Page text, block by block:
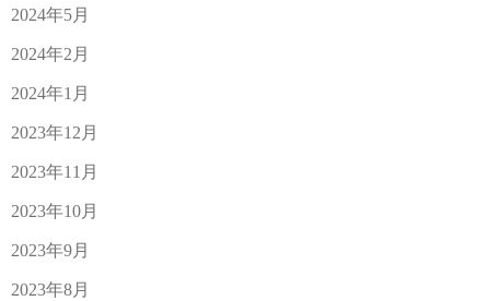
2024年5月
2024年2月
2024年1月
2023年12月
2023年11月
2023年10月
2023年9月
2023年8月